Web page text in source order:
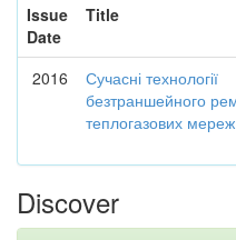
Issue
Date
Title
2016
Сучасні технології
безтраншейного
теплогазових мереж
Discover